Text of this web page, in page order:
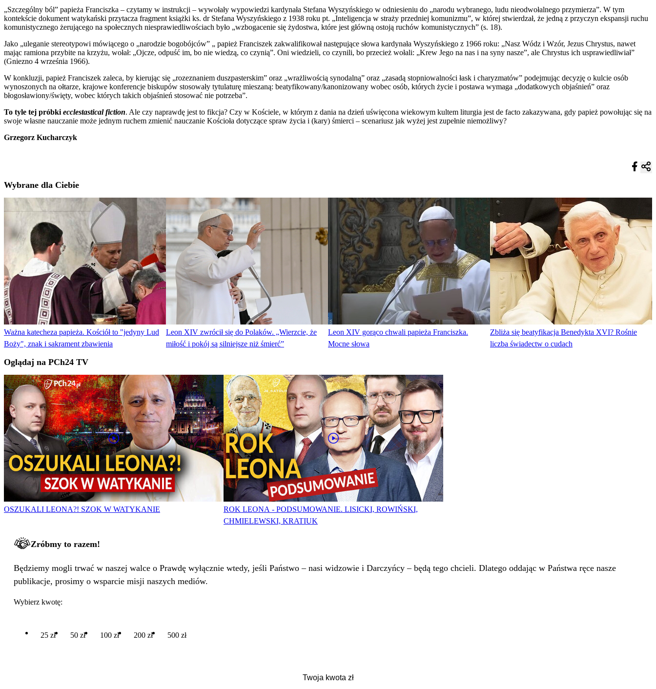
„Szczególny ból” papieża Franciszka – czytamy w instrukcji – wywołały wypowiedzi kardynała Stefana Wyszyńskiego w odniesieniu do „narodu wybranego, ludu nieodwołalnego przymierza”. W tym
kontekście dokument watykański przytacza fragment książki ks. dr Stefana Wyszyńskiego z 1938 roku pt. „Inteligencja w straży przedniej komunizmu”, w której stwierdzał, że jedną z przyczyn ekspansji ruchu
komunistycznego żerującego na społecznych niesprawiedliwościach było „wzbogacenie się żydostwa, które jest główną ostoją ruchów komunistycznych” (s. 18).
Jako „uleganie stereotypowi mówiącego o „narodzie bogobójców” „ papież Franciszek zakwalifikował następujące słowa kardynała Wyszyńskiego z 1966 roku: „Nasz Wódz i Wzór, Jezus Chrystus, nawet
mając ramiona przybite na krzyżu, wołał: „Ojcze, odpuść im, bo nie wiedzą, co czynią”. Oni wiedzieli, co czynili, bo przecież wołali: „Krew Jego na nas i na syny nasze”, ale Chrystus ich usprawiedliwiał”
(Gniezno 4 września 1966).
W konkluzji, papież Franciszek zaleca, by kierując się „rozeznaniem duszpasterskim” oraz „wrażliwością synodalną” oraz „zasadą stopniowalności łask i charyzmatów” podejmując decyzję o kulcie osób
wynoszonych na ołtarze, krajowe konferencje biskupów stosowały tytulaturę mieszaną: beatyfikowany/kanonizowany wobec osób, których życie i postawa wymaga „dodatkowych objaśnień” oraz
błogosławiony/święty, wobec których takich objaśnień stosować nie potrzeba”.
To tyle tej próbki ecclestastical fiction. Ale czy naprawdę jest to fikcja? Czy w Kościele, w którym z dania na dzień uświęcona wiekowym kultem liturgia jest de facto zakazywana, gdy papież powołując się na
swoje własne nauczanie może jednym ruchem zmienić nauczanie Kościoła dotyczące spraw życia i (kary) śmierci – scenariusz jak wyżej jest zupełnie niemożliwy?
Grzegorz Kucharczyk
Wybrane dla Ciebie
Ważna katecheza papieża. Kościół to "jedyny Lud
Boży", znak i sakrament zbawienia
Leon XIV zwrócił się do Polaków. „Wierzcie, że
miłość i pokój są silniejsze niż śmierć”
Leon XIV gorąco chwali papieża Franciszka.
Mocne słowa
Zbliża się beatyfikacja Benedykta XVI? Rośnie
liczba świadectw o cudach
Oglądaj na PCh24 TV
OSZUKALI LEONA?! SZOK W WATYKANIE
ROK LEONA - PODSUMOWANIE. LISICKI, ROWIŃSKI,
CHMIELEWSKI, KRATIUK
Zróbmy to razem!
Będziemy mogli trwać w naszej walce o Prawdę wyłącznie wtedy, jeśli Państwo – nasi widzowie i Darczyńcy – będą tego chcieli. Dlatego oddając w Państwa ręce nasze
publikacje, prosimy o wsparcie misji naszych mediów.
Wybierz kwotę:
25 zł 50 zł 100 zł 200 zł 500 zł